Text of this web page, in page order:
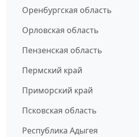
Оренбургская область
Орловская область
Пензенская область
Пермский край
Приморский край
Псковская область
Республика Адыгея